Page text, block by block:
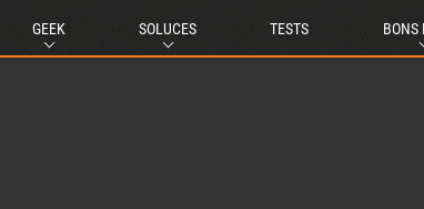
GEEK SOLUCES TESTS BONS